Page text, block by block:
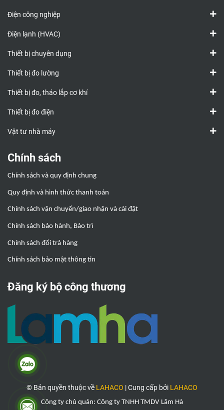
Điện công nghiệp
Điện lạnh (HVAC)
Thiết bị chuyên dụng
Thiết bị đo lường
Thiết bị đo, tháo lắp cơ khí
Thiết bị đo điện
Vật tư nhà máy
Chính sách
Chính sách và quy định chung
Quy định và hình thức thanh toán
Chính sách vận chuyển/giao nhận và cài đặt
Chính sách bảo hành, Bảo trì
Chính sách đổi trả hàng
Chính sách bảo mật thông tin
Đăng ký bộ công thương
© Bản quyền thuộc về LAHACO |Cung cấp bởi LAHACO
Công ty chủ quản: Công ty TNHH TMDV Lâm Hà